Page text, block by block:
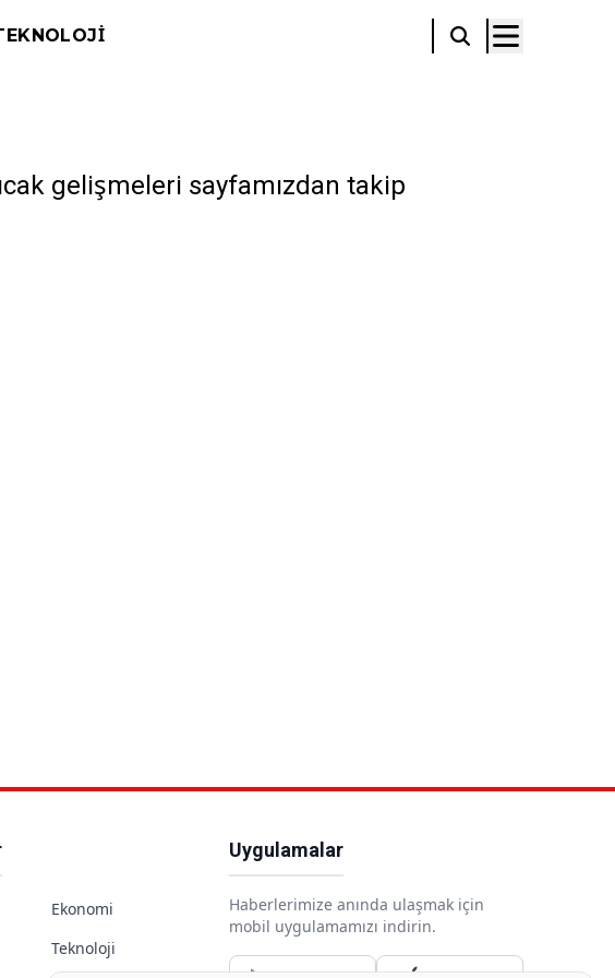
gelişmeleri sayfamızdan takip
Ekonomi
Teknoloji
Uygulamalar
Haberlerimize anında ulaşmak için
mobil uygulamamızı indirin.